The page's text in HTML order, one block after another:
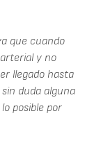
que cuando
y no
llegado hasta
duda alguna
posible por